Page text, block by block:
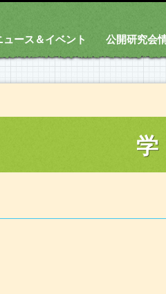
ュース＆イベント 公開研究会